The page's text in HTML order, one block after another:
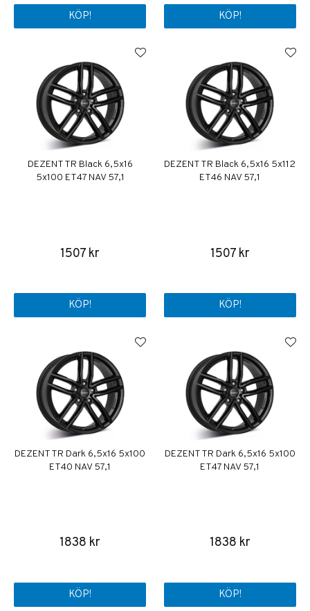
KÖP! KÖP!
DEZENT TR Black 6,5x16
5x100 ET47 NAV 57,1
1507 kr
KÖP!
DEZENT TR Black 6,5x16 5x112
ET46 NAV 57,1
1507 kr
KÖP!
DEZENT TR Dark 6,5x16 5x100
ET40 NAV 57,1
1838 kr
KÖP!
DEZENT TR Dark 6,5x16 5x100
ET47 NAV 57,1
1838 kr
KÖP!